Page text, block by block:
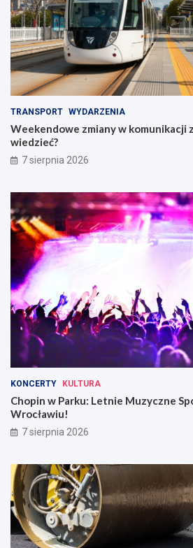
TRANSPORT WYDARZENIA
Weekendowe zmiany w komunikacji
wiedzieć?
7 sierpnia 2026
KONCERTY KULTURA
Chopin w Parku: Letnie Muzyczne
Wrocławiu!
7 sierpnia 2026